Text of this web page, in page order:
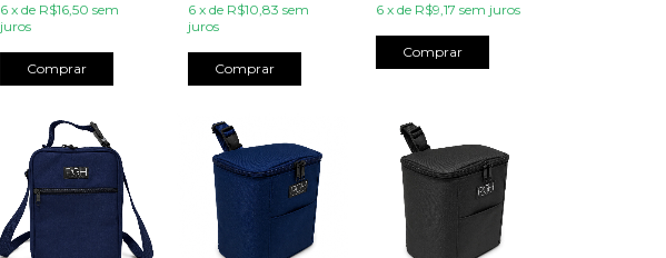
6 x de R$16,50 sem
juros
Comprar
6 x de R$10,83 sem
juros
Comprar
6 x de R$9,17 sem juros
Comprar